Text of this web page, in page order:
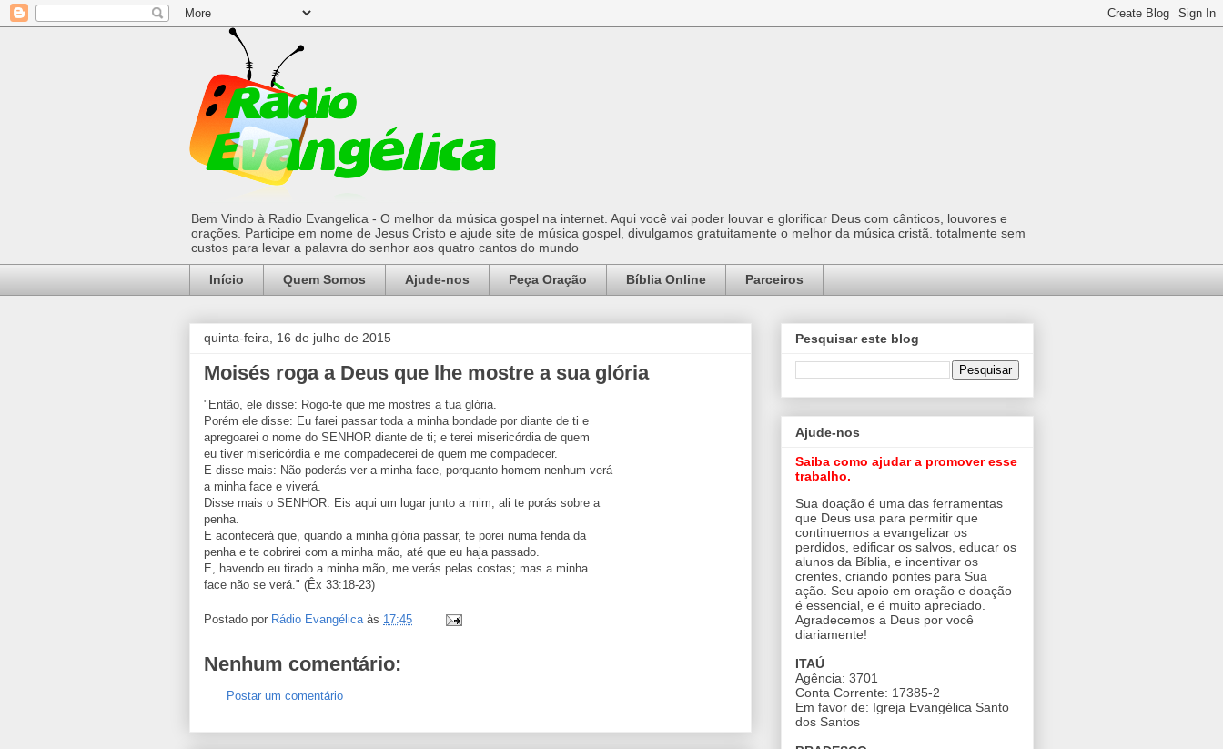
Bem Vindo à Radio Evangelica - O melhor da música gospel na internet. Aqui você vai poder louvar e glorificar Deus com cânticos, louvores e
orações. Participe em nome de Jesus Cristo e ajude site de música gospel, divulgamos gratuitamente o melhor da música cristã. totalmente sem
custos para levar a palavra do senhor aos quatro cantos do mundo
Início Quem Somos Ajude-nos Peça Oração Bíblia Online Parceiros
quinta-feira, 16 de julho de 2015
Moisés roga a Deus que lhe mostre a sua glória
"Então, ele disse: Rogo-te que me mostres a tua glória.
Porém ele disse: Eu farei passar toda a minha bondade por diante de ti e
apregoarei o nome do SENHOR diante de ti; e terei misericórdia de quem
eu tiver misericórdia e me compadecerei de quem me compadecer.
E disse mais: Não poderás ver a minha face, porquanto homem nenhum verá
a minha face e viverá.
Disse mais o SENHOR: Eis aqui um lugar junto a mim; ali te porás sobre a
penha.
E acontecerá que, quando a minha glória passar, te porei numa fenda da
penha e te cobrirei com a minha mão, até que eu haja passado.
E, havendo eu tirado a minha mão, me verás pelas costas; mas a minha
face não se verá." (Êx 33:18-23)
Postado por Rádio Evangélica às 17:45
Nenhum comentário:
Postar um comentário
Pesquisar este blog
Ajude-nos
Saiba como ajudar a promover esse
trabalho.
Sua doação é uma das ferramentas
que Deus usa para permitir que
continuemos a evangelizar os
perdidos, edificar os salvos, educar os
alunos da Bíblia, e incentivar os
crentes, criando pontes para Sua
ação. Seu apoio em oração e doação
é essencial, e é muito apreciado.
Agradecemos a Deus por você
diariamente!
ITAÚ
Agência: 3701
Conta Corrente: 17385-2
Em favor de: Igreja Evangélica Santo
dos Santos